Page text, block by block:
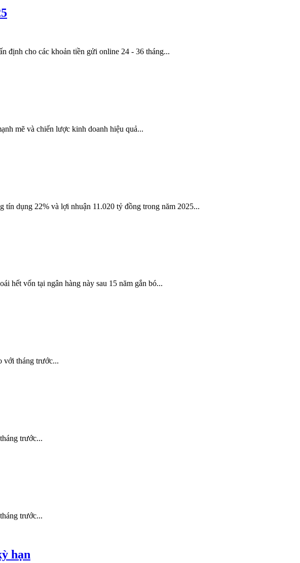
định cho các khoản tiền gửi online 24 - 36 tháng...
mẽ và chiến lược kinh doanh hiệu quả...
dụng 22% và lợi nhuận 11.020 tỷ đồng trong năm 2025...
hết vốn tại ngân hàng này sau 15 năm gắn bó...
với tháng trước...
trước...
trước...
hạn